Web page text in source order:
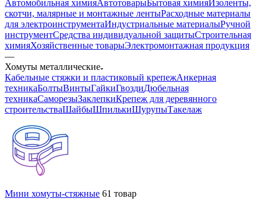
Автомобильная химияАвтотоварыБытовая химияИзоленты,
скотчи, малярные и монтажные лентыРасходные материалы
для электроинструментаИндустриальные материалыРучной
инструментСредства индивидуальной защитыСтроительная
химияХозяйственные товарыЭлектромонтажная продукция
—
Хомуты металлические
Кабельные стяжки и пластиковый крепежАнкерная
техникаБолтыВинтыГайкиГвоздиДюбельная
техникаСаморезыЗаклепкиКрепеж для деревянного
строительстваШайбыШпилькиШурупыТакелаж
Мини хомуты-стяжные 61 товар